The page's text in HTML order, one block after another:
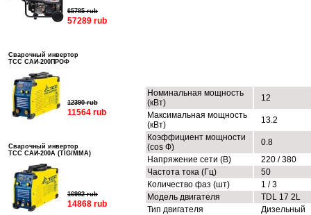
65785 rub
57289 rub
Сварочный инвертор
ТСС САИ-200ПРОФ
12390 rub
11564 rub
Сварочный инвертор
ТСС САИ-200А (TIG/MMA)
16992 rub
14868 rub
Номинальная мощность
(кВт)
12
Максимальная мощность
(кВт)
13.2
Коэффициент мощности
(cos Ф)
0.8
Напряжение сети (В)
220 / 380
Частота тока (Гц)
50
Количество фаз (шт)
1 / 3
Модель двигателя
TDL 17 2L
Тип двигателя
Дизельный